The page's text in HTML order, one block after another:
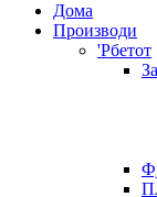
Дома
Производи
'Рбетот